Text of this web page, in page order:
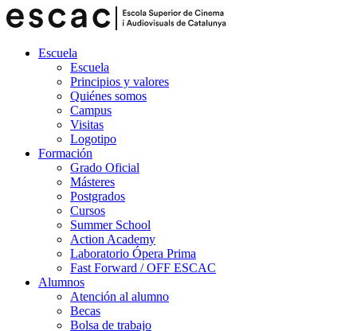
Escuela
Escuela
Principios y valores
Quiénes somos
Campus
Visitas
Logotipo
Formación
Grado Oficial
Másteres
Postgrados
Cursos
Summer School
Action Academy
Laboratorio Ópera Prima
Fast Forward / OFF ESCAC
Alumnos
Atención al alumno
Becas
Bolsa de trabajo